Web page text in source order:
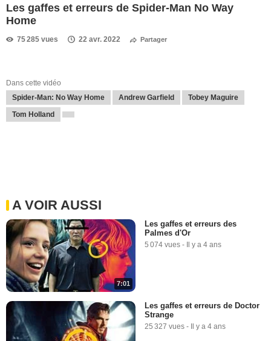
Les gaffes et erreurs de Spider-Man No Way
Home
75 285 vues 22 avr. 2022 Partager
Dans cette vidéo
Spider-Man: No Way Home
Andrew Garfield Tobey Maguire
Tom Holland
A VOIR AUSSI
7:01
Les gaffes et erreurs des
Palmes d'Or
5 074 vues - Il y a 4 ans
Les gaffes et erreurs de Doctor
Strange
25 327 vues - Il y a 4 ans